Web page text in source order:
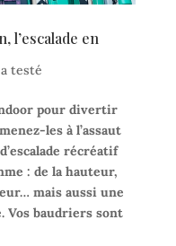
l’escalade en
testé
pour divertir
les à l’assaut
récréatif
: de la hauteur,
mais aussi une
Vos baudriers sont